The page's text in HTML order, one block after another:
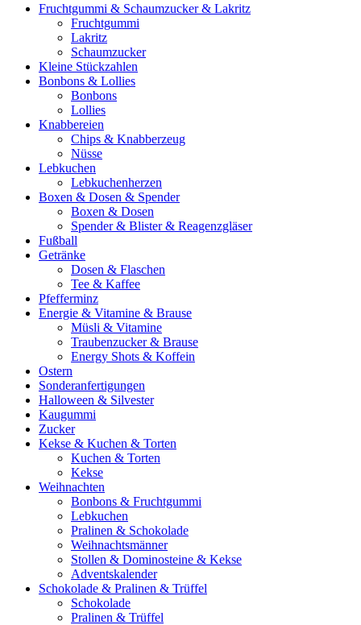
Fruchtgummi & Schaumzucker & Lakritz
Fruchtgummi
Lakritz
Schaumzucker
Kleine Stückzahlen
Bonbons & Lollies
Bonbons
Lollies
Knabbereien
Chips & Knabberzeug
Nüsse
Lebkuchen
Lebkuchenherzen
Boxen & Dosen & Spender
Boxen & Dosen
Spender & Blister & Reagenzgläser
Fußball
Getränke
Dosen & Flaschen
Tee & Kaffee
Pfefferminz
Energie & Vitamine & Brause
Müsli & Vitamine
Traubenzucker & Brause
Energy Shots & Koffein
Ostern
Sonderanfertigungen
Halloween & Silvester
Kaugummi
Zucker
Kekse & Kuchen & Torten
Kuchen & Torten
Kekse
Weihnachten
Bonbons & Fruchtgummi
Lebkuchen
Pralinen & Schokolade
Weihnachtsmänner
Stollen & Dominosteine & Kekse
Adventskalender
Schokolade & Pralinen & Trüffel
Schokolade
Pralinen & Trüffel